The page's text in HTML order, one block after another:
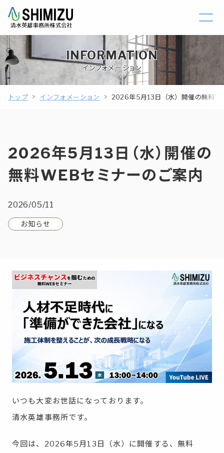
INFORMATION
インフォメーション
トップ インフォメーション 2026年5月13日（水）開催の無料
2026年5月13日（水）開催の
無料WEBセミナーのご案内
2026/05/11
お知らせ
いつも大変お世話になっております。
清水英雄事務所です。
今回は、2026年5月13日（水）に開催する、無料